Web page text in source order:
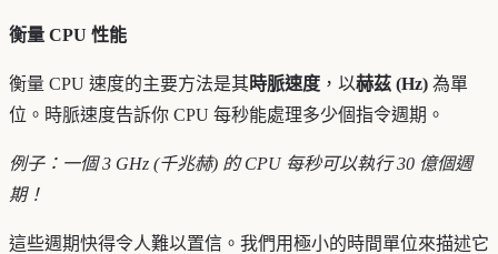
衡量 CPU 性能
衡量 CPU 速度的主要方法是其時脈速度 ，以赫茲 (Hz) 為單
位。時脈速度告訴你 CPU 每秒能處理多少個指令週期。
例子：一個 3 GHz (千兆赫) 的 CPU 每秒可以執行 30 億個週
期！
這些週期快得令人難以置信。我們用極小的時間單位來描述它